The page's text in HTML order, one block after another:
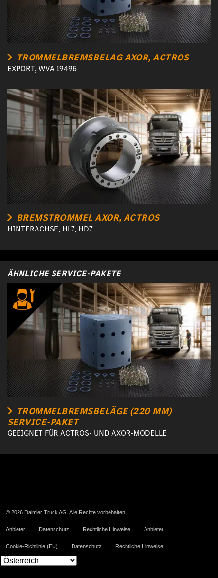
TROMMELBREMSBELAG AXOR, ACTROS
EXPORT, WVA 19496
BREMSTROMMEL AXOR, ACTROS
HINTERACHSE, HL7, HD7
ÄHNLICHE SERVICE-PAKETE
TROMMELBREMSBELÄGE (220 MM)
SERVICE-PAKET
GEEIGNET FÜR ACTROS- UND AXOR-MODELLE
© 2026 Daimler Truck AG. Alle Rechte vorbehalten.
Anbieter Datenschutz Rechtliche Hinweise Anbieter
Cookie-Richtlinie (EU) Datenschutz Rechtliche Hinweise